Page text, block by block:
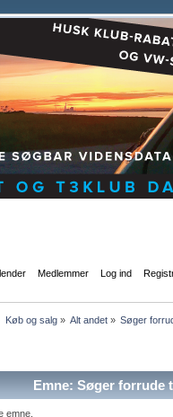
Medlemmer Log ind
Køb og salg» Alt andet» Søger
Emne: Søger forrude
emne.